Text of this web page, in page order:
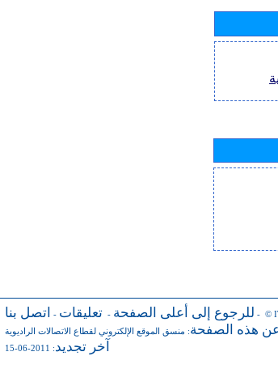
للرجوع إلى أعلى الصفحة - تعليقات - اتصل بنا - ©
عن هذه الصفحة: منسق الموقع الإلكتروني لقطاع الاتصالات الراديوية
آخر تجديد: 2011-06-15